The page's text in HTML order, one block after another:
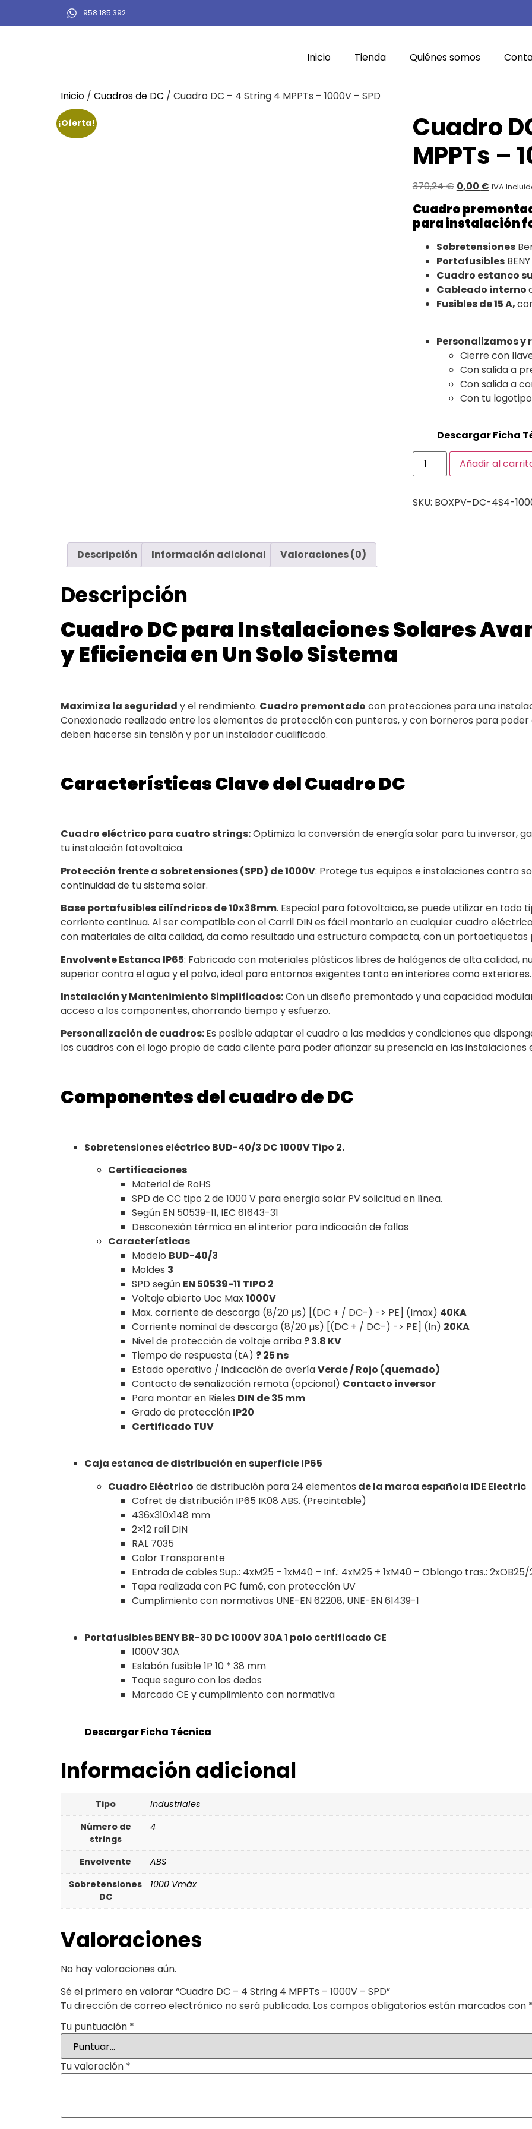
958 185 392
Inicio Tienda Quiénes somos
Inicio / Cuadros de DC / Cuadro DC – 4 String 4 MPPTs – 1000V – SPD
¡Oferta!
Cuadro
MPPTs –
370,24€ 0,00 € IVA
Cuadro
para instalación
Sobretensiones
Portafusibles
Cuadro estanco
Cableado interno
Fusibles de 15 A,
Personalizamos y
Cierre con
Con salida a
Con salida a
Con tu
Descargar Ficha
Añadir al
SKU: BOXPV-DC-4S4-
Descripción Información adicional Valoraciones (0)
Descripción
Cuadro DC para Instalaciones Solares
y Eficiencia en Un Solo Sistema
Maximiza la seguridad y el rendimiento. Cuadro premontado con protecciones para una
Conexionado realizado entre los elementos de protección con punteras, y con borneros para poder
deben hacerse sin tensión y por un instalador cualificado.
Características Clave del Cuadro DC
Cuadro eléctrico para cuatro strings:Optimiza la conversión de energía solar para tu inversor,
tu instalación fotovoltaica.
Protección frente a sobretensiones (SPD) de 1000V: Protege tus equipos e instalaciones contra
continuidad de tu sistema solar.
Base portafusibles cilíndricos de 10x38mm. Especial para fotovoltaica, se puede utilizar en todo
corriente continua. Al ser compatible con el Carril DIN es fácil montarlo en cualquier cuadro
con materiales de alta calidad, da como resultado una estructura compacta, con un
Envolvente Estanca IP65: Fabricado con materiales plásticos libres de halógenos de alta calidad,
superior contra el agua y el polvo, ideal para entornos exigentes tanto en interiores como exteriores.
Instalación y Mantenimiento Simplificados:Con un diseño premontado y una capacidad
acceso a los componentes, ahorrando tiempo y esfuerzo.
Personalización de cuadros:Es posible adaptar el cuadro a las medidas y condiciones que
los cuadros con el logo propio de cada cliente para poder afianzar su presencia en las instalaciones
Componentes del cuadro de DC
Sobretensiones eléctrico BUD-40/3 DC 1000V Tipo 2.
Certificaciones
Material de RoHS
SPD de CC tipo 2 de 1000 V para energía solar PV solicitud en línea.
Según EN 50539-11, IEC 61643-31
Desconexión térmica en el interior para indicación de fallas
Características
Modelo BUD-40/3
Moldes 3
SPD según EN 50539-11 TIPO 2
Voltaje abierto Uoc Max1000V
Max. corriente de descarga (8/20 µs) [(DC + / DC-) -> PE] (Imax) 40KA
Corriente nominal de descarga (8/20 µs) [(DC + / DC-) -> PE] (In) 20KA
Nivel de protección de voltaje arriba ? 3.8 KV
Tiempo de respuesta (tA) ? 25 ns
Estado operativo / indicación de averíaVerde / Rojo (quemado)
Contacto de señalización remota (opcional) Contacto inversor
Para montar en Rieles DIN de 35 mm
Grado de protección IP20
Certificado TUV
Caja estanca de distribución en superficie IP65
Cuadro Eléctrico de distribución para 24 elementos de la marca española IDE Electric
Cofret de distribución IP65 IK08 ABS. (Precintable)
436x310x148 mm
2×12 raíl DIN
RAL 7035
Color Transparente
Entrada de cables Sup.: 4xM25 – 1xM40 – Inf.: 4xM25 + 1xM40 – Oblongo tras.:
Tapa realizada con PC fumé, con protección UV
Cumplimiento con normativas UNE-EN 62208, UNE-EN 61439-1
Portafusibles BENY BR-30 DC 1000V 30A 1 polo certificado CE
1000V 30A
Eslabón fusible 1P 10 * 38 mm
Toque seguro con los dedos
Marcado CE y cumplimiento con normativa
Descargar Ficha Técnica
Información adicional
Tipo
Industriales
Número de
strings
4
Envolvente
ABS
Sobretensiones
DC
1000 Vmáx
Valoraciones
No hay valoraciones aún.
Sé el primero en valorar “Cuadro DC – 4 String 4 MPPTs – 1000V – SPD”
Tu dirección de correo electrónico no será publicada. Los campos obligatorios están marcados con
Tu puntuación *
Tu valoración *